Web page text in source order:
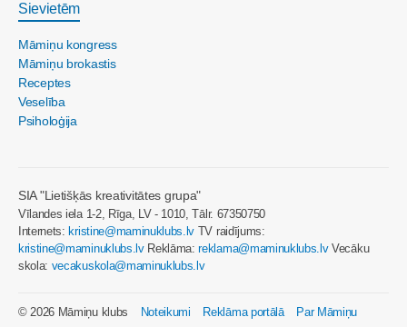
Sievietēm
Māmiņu kongress
Māmiņu brokastis
Receptes
Veselība
Psiholoģija
SIA "Lietišķās kreativitātes grupa"
Vīlandes iela 1-2, Rīga, LV - 1010, Tālr. 67350750
Internets: kristine@maminuklubs.lv TV raidījums:
kristine@maminuklubs.lvReklāma:reklama@maminuklubs.lvVecāku
skola: vecakuskola@maminuklubs.lv
© 2026 Māmiņu klubs Noteikumi Reklāma portālā Par Māmiņu